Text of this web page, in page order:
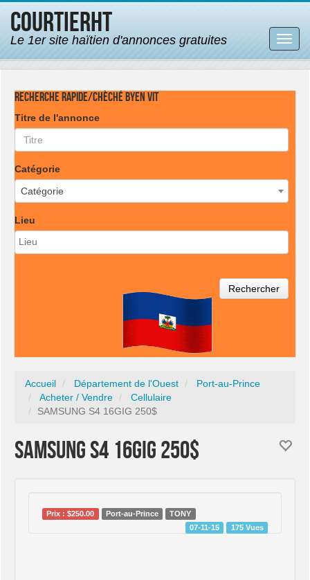
CourtierHT
Le 1er site haïtien d'annonces gratuites
la
Recherche rapide/Chèché byen vit
Titre de l'annonce
Catégorie
Catégorie
Lieu
Rechercher
Accueil Département de l'Ouest
Port-au-Prince
Acheter / Vendre
Cellulaire
SAMSUNG S4 16GIG 250$
SAMSUNG S4 16GIG 250$
Prix : $250.00 Port-au-Prince
TONY
07-11-15
175 Vues